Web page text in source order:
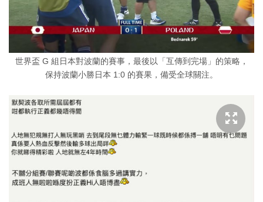
世界盃 G 組日本對波蘭的賽事，最後以「互傳到完場」的策略，
保持波蘭小勝日本 1:0 的賽果，備受全球關注。